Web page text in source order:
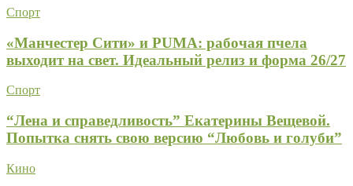
Спорт
«Манчестер Сити» и PUMA: рабочая пчела
выходит на свет. Идеальный релиз и форма 26/27
Спорт
“Лена и справедливость” Екатерины Вещевой.
Попытка снять свою версию “Любовь и голуби”
Кино